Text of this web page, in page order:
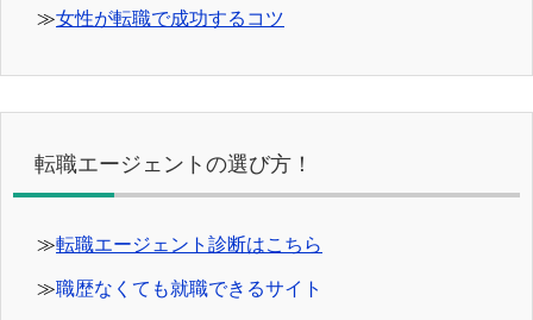
≫女性が転職で成功するコツ
転職エージェントの選び方！
≫転職エージェント診断はこちら
≫職歴なくても就職できるサイト